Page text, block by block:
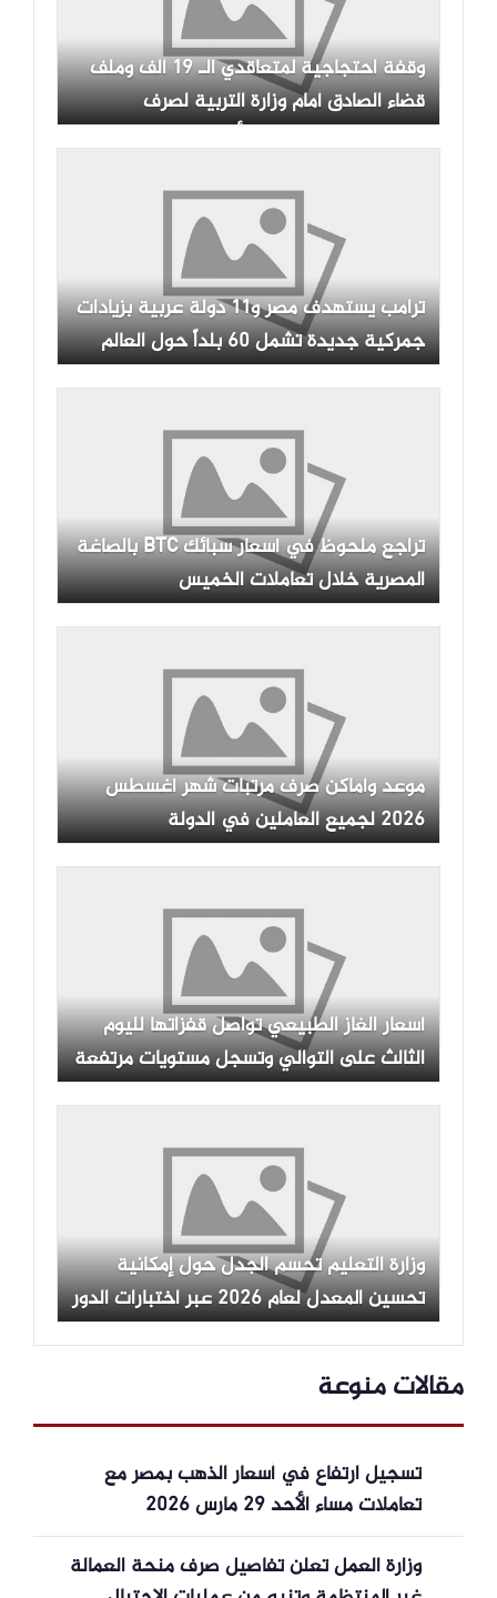
وقفة احتجاجية لمتعاقدي الـ 19 ألف وملف
قضاء الصادق أمام وزارة التربية لصرف
مستحقاتهم المالية المتأخرة
ترامب يستهدف مصر و11 دولة عربية بزيادات
جمركية جديدة تشمل 60 بلداً حول العالم
تراجع ملحوظ في أسعار سبائك BTC بالصاغة
المصرية خلال تعاملات الخميس
موعد وأماكن صرف مرتبات شهر أغسطس
2026 لجميع العاملين في الدولة
أسعار الغاز الطبيعي تواصل قفزاتها لليوم
الثالث على التوالي وتسجل مستويات مرتفعة
وزارة التعليم تحسم الجدل حول إمكانية
تحسين المعدل لعام 2026 عبر اختبارات الدور
الثاني
مقالات منوعة
تسجيل ارتفاع في أسعار الذهب بمصر مع
تعاملات مساء الأحد 29 مارس 2026
وزارة العمل تعلن تفاصيل صرف منحة العمالة